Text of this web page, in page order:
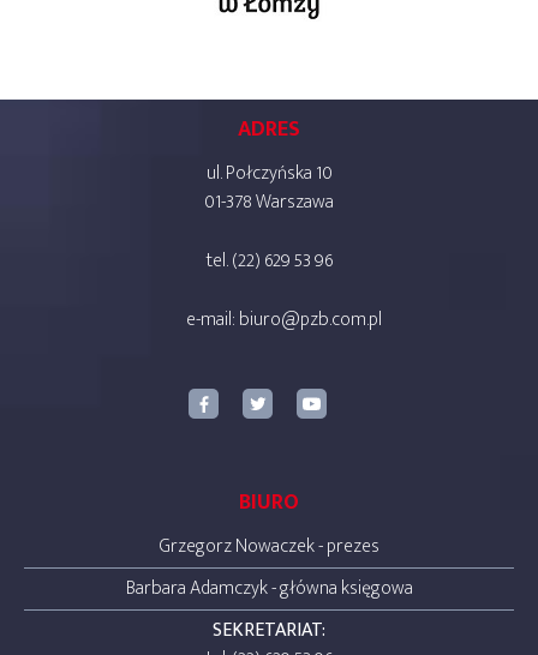
ADRES
ul. Połczyńska 10
01-378 Warszawa
tel. (22) 629 53 96
e-mail:biuro@pzb.com.pl
BIURO
Grzegorz Nowaczek - prezes
Barbara Adamczyk - główna księgowa
SEKRETARIAT: